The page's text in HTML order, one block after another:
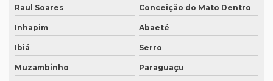
Intérprete de espanhol em porto alegre
Intérprete para eventos
Intérprete de inglês em campinas
Raul Soares Conceição do Mato Dentro
Inhapim Abaeté
Ibiá Serro
Muzambinho Paraguaçu